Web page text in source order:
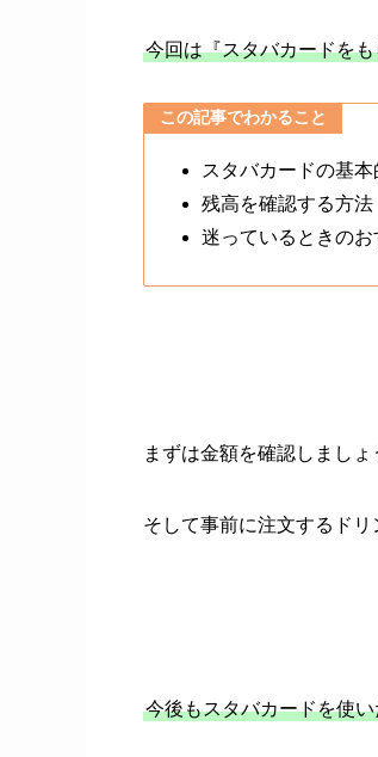
今回は『スタバカードを
この記事でわかること
スタバカードの基
残高を確認する方法
迷っているときの
まずは金額を確認しましょ
そして事前に注文するド
今後もスタバカードを使